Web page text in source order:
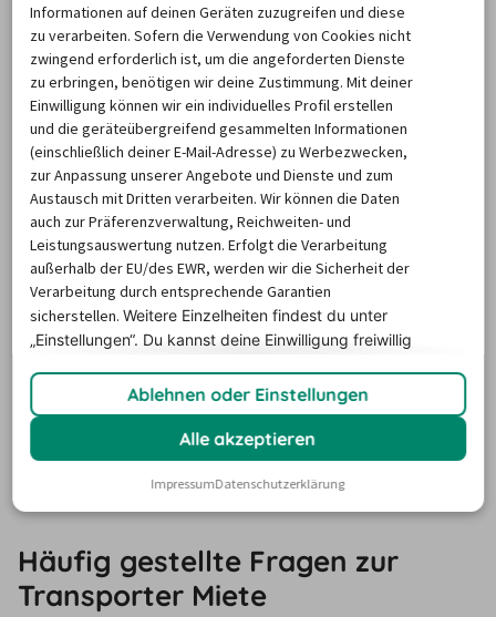
Die Preise basieren auf dem Minimum Median-Suchpreis für die
nächsten 12 Monate und können für neue Suchanfragen variieren.
LKW mieten Sachsen-Anhalt
FAQ
Häufig gestellte Fragen zur
Transporter Miete
Informationen auf deinen Geräten zuzugreifen und diese
zu verarbeiten. Sofern die Verwendung von Cookies nicht
zwingend erforderlich ist, um die angeforderten Dienste
zu erbringen, benötigen wir deine Zustimmung. Mit deiner
Einwilligung können wir ein individuelles Profil erstellen
und die geräteübergreifend gesammelten Informationen
(einschließlich deiner E-Mail-Adresse) zu Werbezwecken,
zur Anpassung unserer Angebote und Dienste und zum
Austausch mit Dritten verarbeiten. Wir können die Daten
auch zur Präferenzverwaltung, Reichweiten- und
Leistungsauswertung nutzen. Erfolgt die Verarbeitung
außerhalb der EU/des EWR, werden wir die Sicherheit der
Verarbeitung durch entsprechende Garantien
sicherstellen.Weitere Einzelheiten findest du unter
„Einstellungen“. Du kannst deine Einwilligung freiwillig
Ablehnen oder Einstellungen
Alle akzeptieren
ImpressumDatenschutzerklärung